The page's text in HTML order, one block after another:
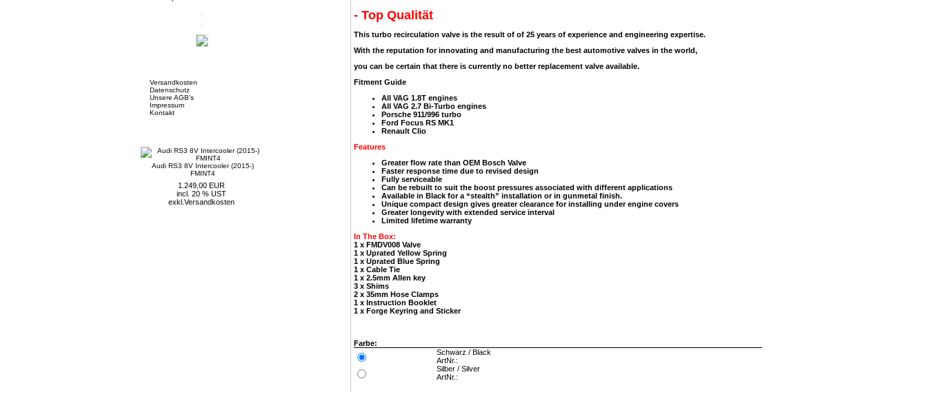
Versandkosten
Datenschutz
Unsere AGB's
Impressum
Kontakt
Audi RS3 8V Intercooler (2015-)
FMINT4
1.249,00 EUR
incl. 20 % UST
exkl. Versandkosten
- Top Qualität
This turbo recirculation valve is the result of of 25 years of experience and engineering expertise.
With the reputation for innovating and manufacturing the best automotive valves in the world,
you can be certain that there is currently no better replacement valve available.
Fitment Guide
All VAG 1.8T engines
All VAG 2.7 Bi-Turbo engines
Porsche 911/996 turbo
Ford Focus RS MK1
Renault Clio
Features
Greater flow rate than OEM Bosch Valve
Faster response time due to revised design
Fully serviceable
Can be rebuilt to suit the boost pressures associated with different applications
Available in Black for a “stealth” installation or in gunmetal finish.
Unique compact design gives greater clearance for installing under engine covers
Greater longevity with extended service interval
Limited lifetime warranty
In The Box:
1 x FMDV008 Valve
1 x Uprated Yellow Spring
1 x Uprated Blue Spring
1 x Cable Tie
1 x 2.5mm Allen key
3 x Shims
2 x 35mm Hose Clamps
1 x Instruction Booklet
1 x Forge Keyring and Sticker
Farbe:
Schwarz / Black
ArtNr.:
Silber / Silver
ArtNr.: